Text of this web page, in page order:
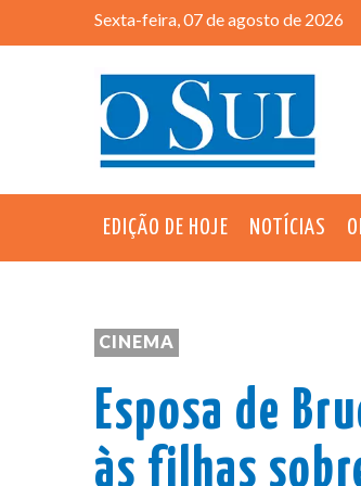
Sexta-feira, 07 de agosto de 2026
EDIÇÃO DE HOJE NOTÍCIAS
CINEMA
Esposa de
às filhas